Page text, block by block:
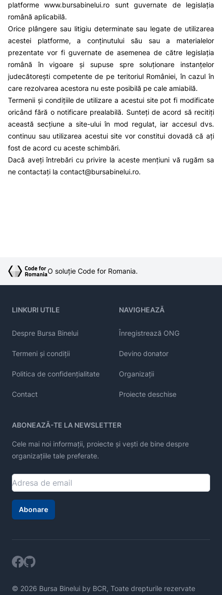
platformewww.bursabinelui.ro sunt guvernate de legislația
română aplicabilă.
Orice plângere sau litigiu determinate sau legate de utilizarea
acestei platforme, a conținutului său sau a materialelor
prezentate vor fi guvernate de asemenea de către legislația
română în vigoare și supuse spre soluționare instanțelor
judecătorești competente de pe teritoriul României, în cazul în
care rezolvarea acestora nu este posibilă pe cale amiabilă.
Termenii și condițiile de utilizare a acestui site pot fi modificate
oricând fără o notificare prealabilă. Sunteți de acord să recitiți
această secțiune a site-ului în mod regulat, iar accesul dvs.
continuu sau utilizarea acestui site vor constitui dovadă că ați
fost de acord cu aceste schimbări.
Dacă aveți întrebări cu privire la aceste mențiuni vă rugăm sa
ne contactați la contact@bursabinelui.ro.
O soluție Code for Romania.
LINKURI UTILE
Despre Bursa Binelui
Termeni și condiții
Politica de confidențialitate
Contact
NAVIGHEAZĂ
Înregistrează ONG
Devino donator
Organizații
Proiecte deschise
ABONEAZĂ-TE LA NEWSLETTER
Cele mai noi informații, proiecte și vești de bine despre
organizațiile tale preferate.
Abonare
© 2026 Bursa Binelui by BCR, Toate drepturile rezervate